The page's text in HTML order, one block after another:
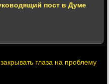
пост в Думе
глаза на проблему